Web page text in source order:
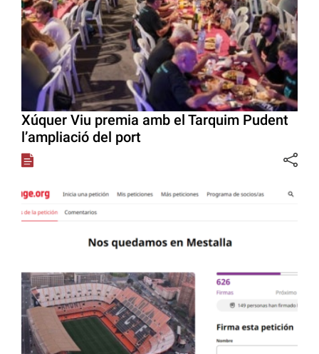
Xúquer Viu premia amb el Tarquim Pudent
l’ampliació del port